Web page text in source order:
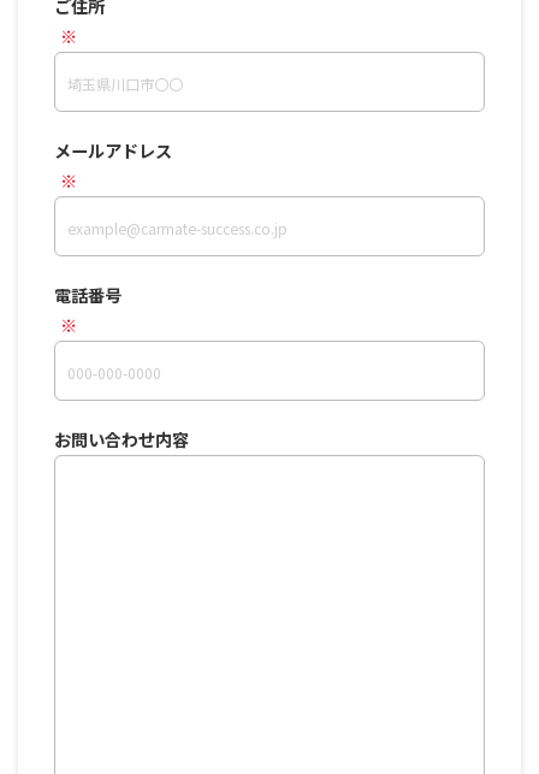
ご住所
メールアドレス
電話番号
お問い合わせ内容